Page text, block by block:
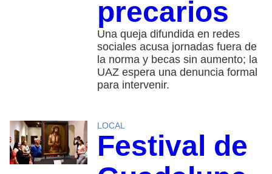
precarios
Una queja difundida en redes
sociales acusa jornadas fuera de
la norma y becas sin aumento; la
UAZ espera una denuncia formal
para intervenir.
LOCAL
Festival de